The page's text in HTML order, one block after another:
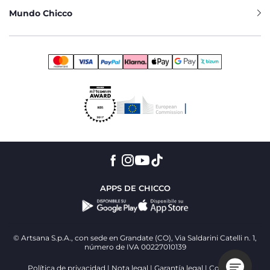
Mundo Chicco
APPS DE CHICCO
© Artsana S.p.A., con sede en Grandate (CO), Via Saldarini Catelli n. 1,
número de IVA 00227010139
Política de privacidad Nota legal Garantía legal Cookies